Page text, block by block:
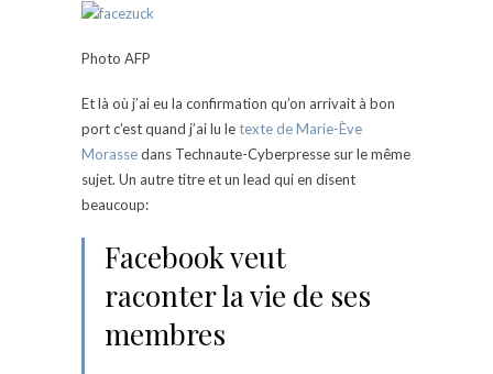
Photo AFP
Et là où j’ai eu la confirmation qu’on arrivait à bon
port c’est quand j’ai lu letexte de Marie-Ève
Morassedans Technaute-Cyberpresse sur le même
sujet. Un autre titre et un lead qui en disent
beaucoup:
Facebook veut
raconter la vie de ses
membres